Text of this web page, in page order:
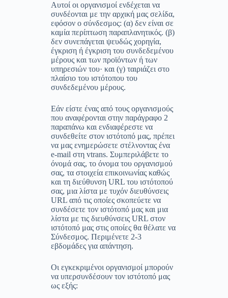
Αυτοί οι οργανισμοί ενδέχεται να
συνδέονται με την αρχική μας σελίδα,
εφόσον ο σύνδεσμος: (α) δεν είναι σε
καμία περίπτωση παραπλανητικός. (β)
δεν συνεπάγεται ψευδώς χορηγία,
έγκριση ή έγκριση του συνδεδεμένου
μέρους και των προϊόντων ή των
υπηρεσιών του· και (γ) ταιριάζει στο
πλαίσιο του ιστότοπου του
συνδεδεμένου μέρους.
Εάν είστε ένας από τους οργανισμούς
που αναφέρονται στην παράγραφο 2
παραπάνω και ενδιαφέρεστε να
συνδεθείτε στον ιστότοπό μας, πρέπει
να μας ενημερώσετε στέλνοντας ένα
e-mail στη vtrans. Συμπεριλάβετε το
όνομά σας, το όνομα του οργανισμού
σας, τα στοιχεία επικοινωνίας καθώς
και τη διεύθυνση URL του ιστότοπού
σας, μια λίστα με τυχόν διευθύνσεις
URL από τις οποίες σκοπεύετε να
συνδέσετε τον ιστότοπό μας και μια
λίστα με τις διευθύνσεις URL στον
ιστότοπό μας στις οποίες θα θέλατε να
Σύνδεσμος. Περιμένετε 2-3
εβδομάδες για απάντηση.
Οι εγκεκριμένοι οργανισμοί μπορούν
να υπερσυνδέσουν τον ιστότοπό μας
ως εξής: